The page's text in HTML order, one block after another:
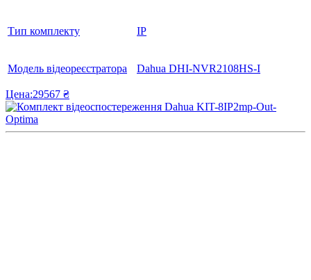
Тип комплекту IP
Модель відеореєстратора Dahua DHI-NVR2108HS-I
Цена:29567 ₴